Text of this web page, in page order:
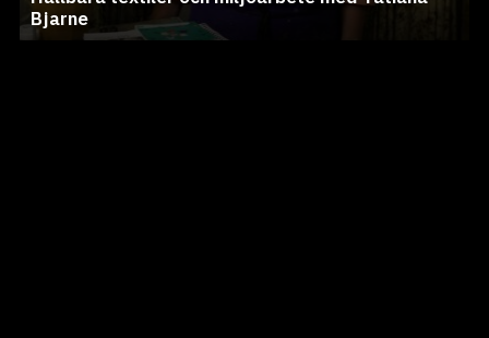
Bjarne